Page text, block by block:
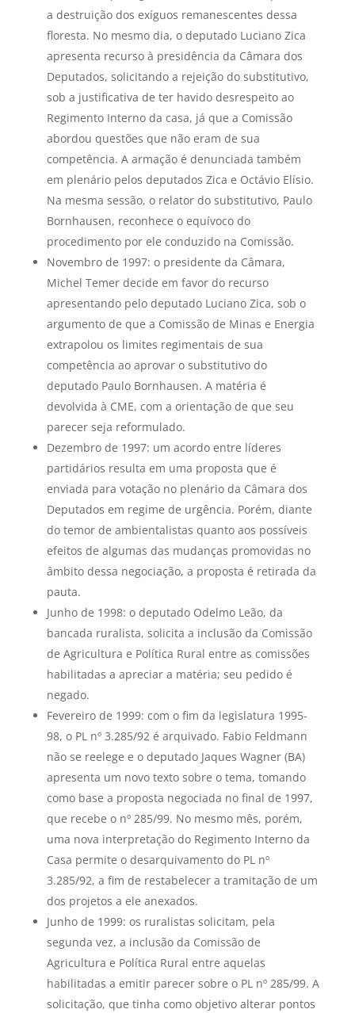
a destruição dos exíguos remanescentes dessa
floresta. No mesmo dia, o deputado Luciano Zica
apresenta recurso à presidência da Câmara dos
Deputados, solicitando a rejeição do substitutivo,
sob a justificativa de ter havido desrespeito ao
Regimento Interno da casa, já que a Comissão
abordou questões que não eram de sua
competência. A armação é denunciada também
em plenário pelos deputados Zica e Octávio Elísio.
Na mesma sessão, o relator do substitutivo, Paulo
Bornhausen, reconhece o equívoco do
procedimento por ele conduzido na Comissão.
Novembro de 1997: o presidente da Câmara,
Michel Temer decide em favor do recurso
apresentando pelo deputado Luciano Zica, sob o
argumento de que a Comissão de Minas e Energia
extrapolou os limites regimentais de sua
competência ao aprovar o substitutivo do
deputado Paulo Bornhausen. A matéria é
devolvida à CME, com a orientação de que seu
parecer seja reformulado.
Dezembro de 1997: um acordo entre líderes
partidários resulta em uma proposta que é
enviada para votação no plenário da Câmara dos
Deputados em regime de urgência. Porém, diante
do temor de ambientalistas quanto aos possíveis
efeitos de algumas das mudanças promovidas no
âmbito dessa negociação, a proposta é retirada da
pauta.
Junho de 1998: o deputado Odelmo Leão, da
bancada ruralista, solicita a inclusão da Comissão
de Agricultura e Política Rural entre as comissões
habilitadas a apreciar a matéria; seu pedido é
negado.
Fevereiro de 1999: com o fim da legislatura 1995-
98, o PL nº 3.285/92 é arquivado. Fabio Feldmann
não se reelege e o deputado Jaques Wagner (BA)
apresenta um novo texto sobre o tema, tomando
como base a proposta negociada no final de 1997,
que recebe o nº 285/99. No mesmo mês, porém,
uma nova interpretação do Regimento Interno da
Casa permite o desarquivamento do PL nº
3.285/92, a fim de restabelecer a tramitação de um
dos projetos a ele anexados.
Junho de 1999: os ruralistas solicitam, pela
segunda vez, a inclusão da Comissão de
Agricultura e Política Rural entre aquelas
habilitadas a emitir parecer sobre o PL nº 285/99. A
solicitação, que tinha como objetivo alterar pontos